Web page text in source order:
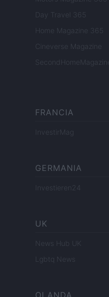
Day Travel 365
Home Magazine 365
Cineverse Magazine
SecondHomeMagazine
FRANCIA
InvestirMag
GERMANIA
Investieren24
UK
News Hub UK
Lgbtq News
OLANDA